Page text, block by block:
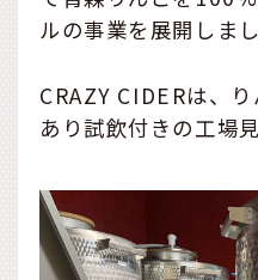
ルの事業を展開しまし
CRAZY CIDERは、
あり試飲付きの工場